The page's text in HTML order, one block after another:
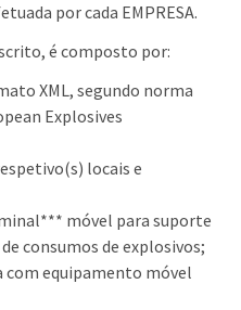
por cada EMPRESA.
é composto por:
XML, segundo norma
Explosives
locais e
móvel para suporte
consumos de explosivos;
com equipamento móvel